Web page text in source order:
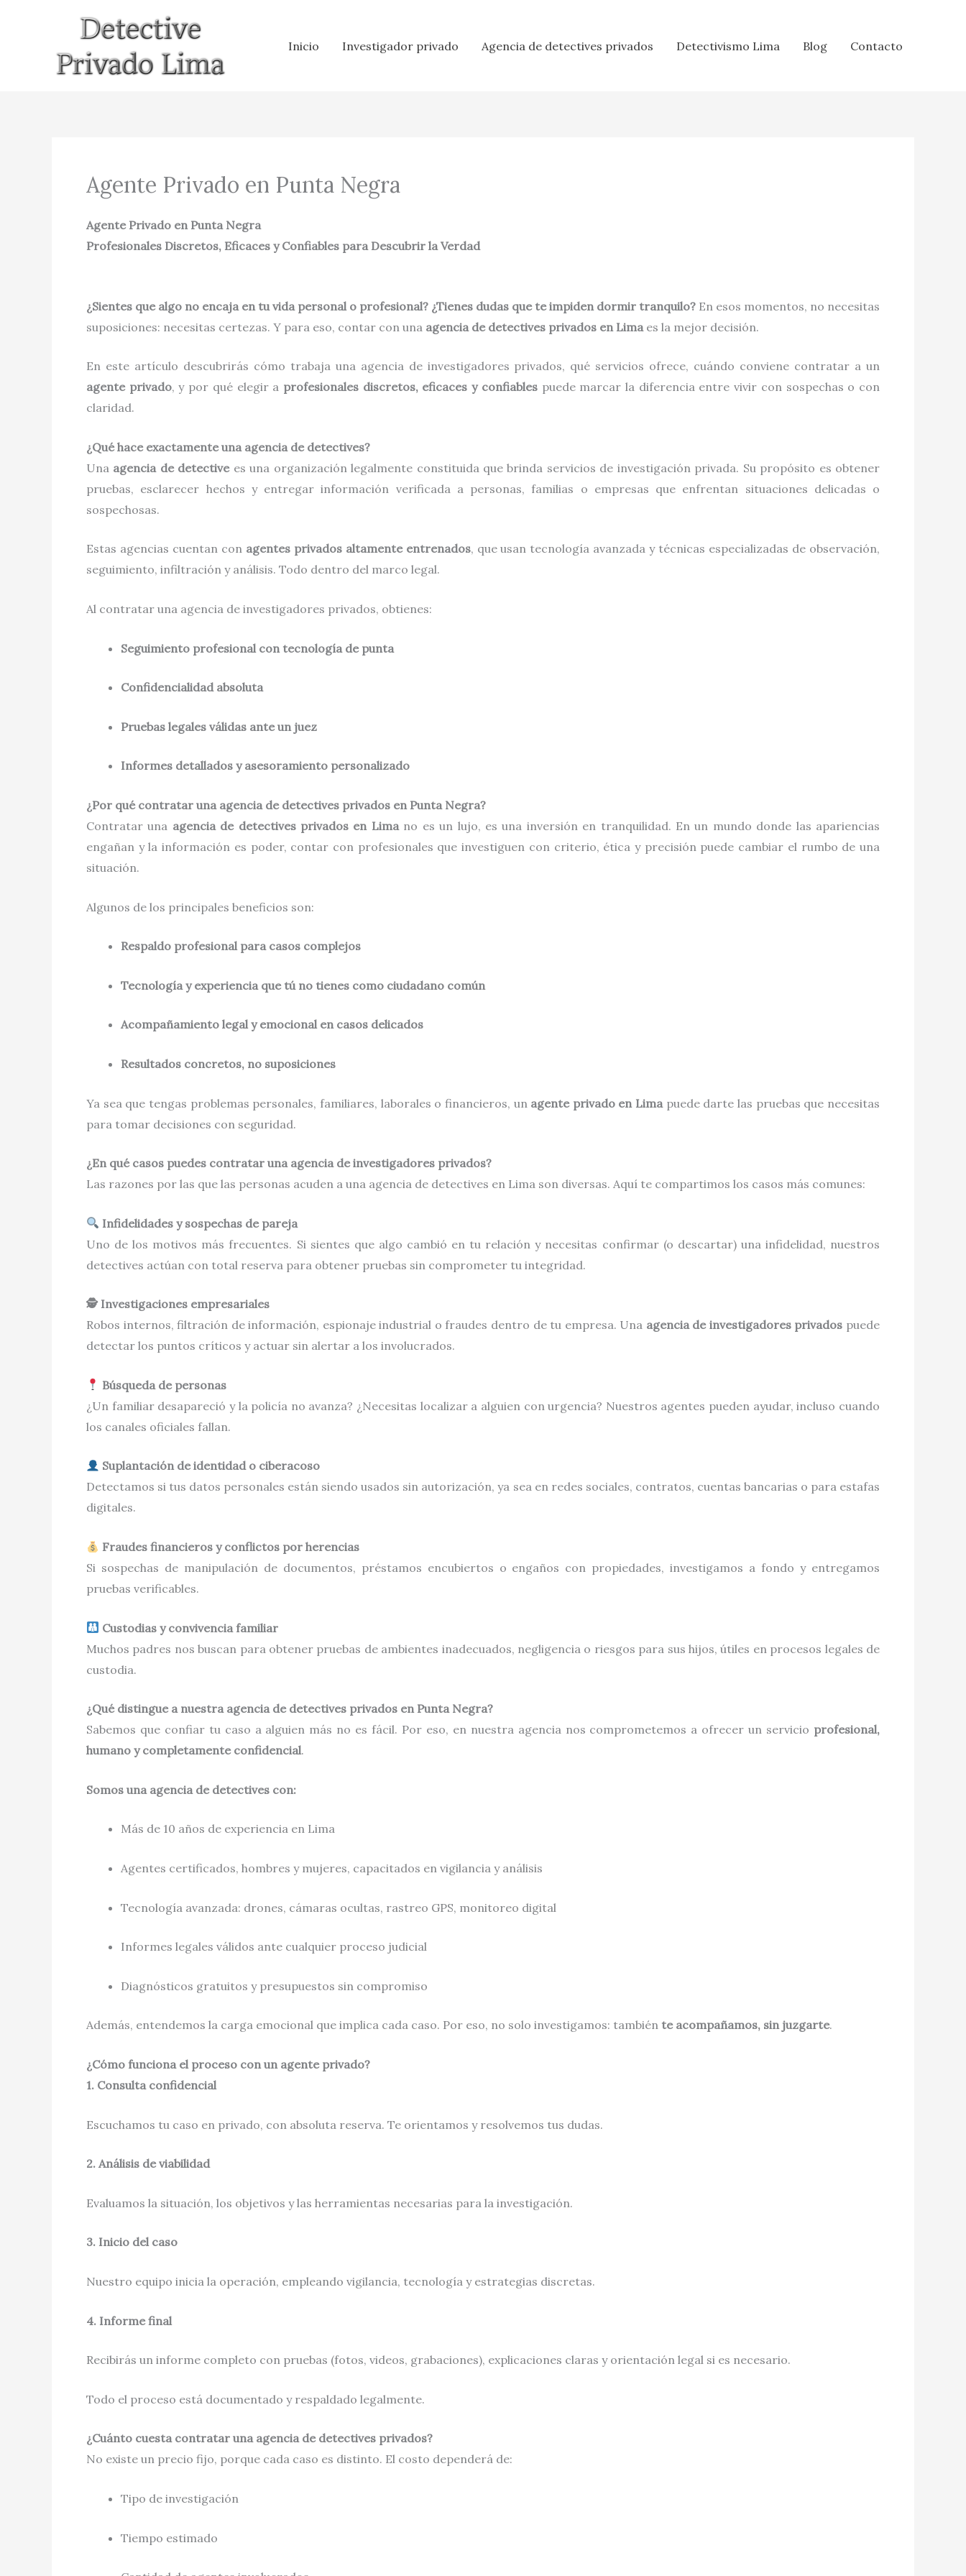
Inicio Investigador privado Agencia de detectives privados Detectivismo Lima Blog Contacto
Agente Privado en Punta Negra
Agente Privado en Punta Negra
Profesionales Discretos, Eficaces y Confiables para Descubrir la Verdad
¿Sientes que algo no encaja en tu vida personal o profesional? ¿Tienes dudas que te impiden dormir tranquilo? En esos momentos, no necesitas
suposiciones: necesitas certezas. Y para eso, contar con una agencia de detectives privados en Lima es la mejor decisión.
En este artículo descubrirás cómo trabaja una agencia de investigadores privados, qué servicios ofrece, cuándo conviene contratar a un
agente privado, y por qué elegir a profesionales discretos, eficaces y confiablespuede marcar la diferencia entre vivir con sospechas o con
claridad.
¿Qué hace exactamente una agencia de detectives?
Una agencia de detectivees una organización legalmente constituida que brinda servicios de investigación privada. Su propósito es obtener
pruebas, esclarecer hechos y entregar información verificada a personas, familias o empresas que enfrentan situaciones delicadas o
sospechosas.
Estas agencias cuentan con agentes privados altamente entrenados, que usan tecnología avanzada y técnicas especializadas de observación,
seguimiento, infiltración y análisis. Todo dentro del marco legal.
Al contratar una agencia de investigadores privados, obtienes:
Seguimiento profesional con tecnología de punta
Confidencialidad absoluta
Pruebas legales válidas ante un juez
Informes detallados y asesoramiento personalizado
¿Por qué contratar una agencia de detectives privados en Punta Negra?
Contratar una agencia de detectives privados en Limano es un lujo, es una inversión en tranquilidad. En un mundo donde las apariencias
engañan y la información es poder, contar con profesionales que investiguen con criterio, ética y precisión puede cambiar el rumbo de una
situación.
Algunos de los principales beneficios son:
Respaldo profesional para casos complejos
Tecnología y experiencia que tú no tienes como ciudadano común
Acompañamiento legal y emocional en casos delicados
Resultados concretos, no suposiciones
Ya sea que tengas problemas personales, familiares, laborales o financieros, un agente privado en Lima puede darte las pruebas que necesitas
para tomar decisiones con seguridad.
¿En qué casos puedes contratar una agencia de investigadores privados?
Las razones por las que las personas acuden a una agencia de detectives en Lima son diversas. Aquí te compartimos los casos más comunes:
Infidelidades y sospechas de pareja
Uno de los motivos más frecuentes. Si sientes que algo cambió en tu relación y necesitas confirmar (o descartar) una infidelidad, nuestros
detectives actúan con total reserva para obtener pruebas sin comprometer tu integridad.
🕵️ Investigaciones empresariales
Robos internos, filtración de información, espionaje industrial o fraudes dentro de tu empresa. Una agencia de investigadores privados puede
detectar los puntos críticos y actuar sin alertar a los involucrados.
Búsqueda de personas
¿Un familiar desapareció y la policía no avanza? ¿Necesitas localizar a alguien con urgencia? Nuestros agentes pueden ayudar, incluso cuando
los canales oficiales fallan.
Suplantación de identidad o ciberacoso
Detectamos si tus datos personales están siendo usados sin autorización, ya sea en redes sociales, contratos, cuentas bancarias o para estafas
digitales.
Fraudes financieros y conflictos por herencias
Si sospechas de manipulación de documentos, préstamos encubiertos o engaños con propiedades, investigamos a fondo y entregamos
pruebas verificables.
Custodias y convivencia familiar
Muchos padres nos buscan para obtener pruebas de ambientes inadecuados, negligencia o riesgos para sus hijos, útiles en procesos legales de
custodia.
¿Qué distingue a nuestra agencia de detectives privados en Punta Negra?
Sabemos que confiar tu caso a alguien más no es fácil. Por eso, en nuestra agencia nos comprometemos a ofrecer un servicio profesional,
humano y completamente confidencial.
Somos una agencia de detectives con:
Más de 10 años de experiencia en Lima
Agentes certificados, hombres y mujeres, capacitados en vigilancia y análisis
Tecnología avanzada: drones, cámaras ocultas, rastreo GPS, monitoreo digital
Informes legales válidos ante cualquier proceso judicial
Diagnósticos gratuitos y presupuestos sin compromiso
Además, entendemos la carga emocional que implica cada caso. Por eso, no solo investigamos: también te acompañamos, sin juzgarte.
¿Cómo funciona el proceso con un agente privado?
1. Consulta confidencial
Escuchamos tu caso en privado, con absoluta reserva. Te orientamos y resolvemos tus dudas.
2. Análisis de viabilidad
Evaluamos la situación, los objetivos y las herramientas necesarias para la investigación.
3. Inicio del caso
Nuestro equipo inicia la operación, empleando vigilancia, tecnología y estrategias discretas.
4. Informe final
Recibirás un informe completo con pruebas (fotos, videos, grabaciones), explicaciones claras y orientación legal si es necesario.
Todo el proceso está documentado y respaldado legalmente.
¿Cuánto cuesta contratar una agencia de detectives privados?
No existe un precio fijo, porque cada caso es distinto. El costo dependerá de:
Tipo de investigación
Tiempo estimado